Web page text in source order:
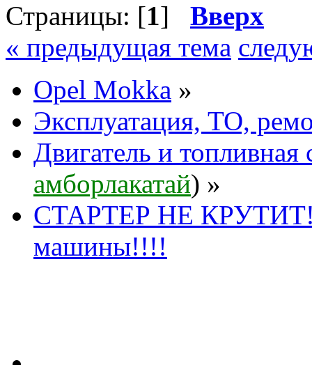
Страницы: [1] Вверх
« предыдущая тема
Opel Mokka »
Эксплуатация, ТО,
Двигатель и топливная
амборлакатай) »
СТАРТЕР НЕ КРУТИТ!
машины!!!!